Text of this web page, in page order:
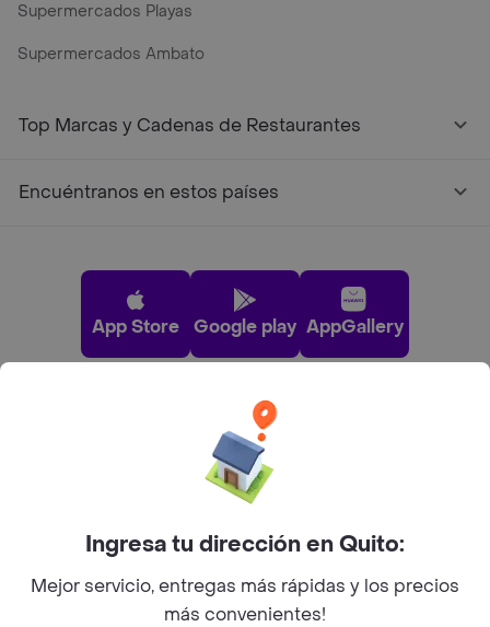
Supermercados Playas
Supermercados Ambato
Top Marcas y Cadenas de Restaurantes
Encuéntranos en estos países
App Store Google play AppGallery
Pide tu comida favorita cerca de ti
Ingresa tu dirección en Quito:
Mejor servicio, entregas más rápidas y los precios
más convenientes!